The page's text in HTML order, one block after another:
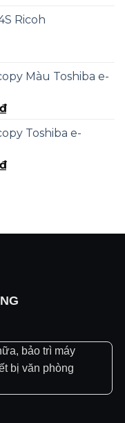
là:
Ricoh
Màu Toshiba e-
Giá
tại
1.300.000₫.
Toshiba e-
Giá
bảo trì máy
bị văn phòng